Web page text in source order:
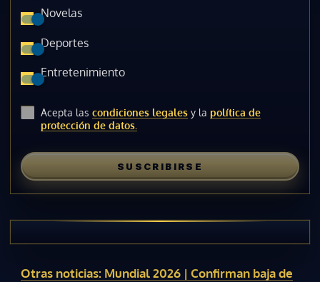
Novelas
Deportes
Entretenimiento
Acepta las condiciones legales y la política de
protección de datos.
SUSCRIBIRSE
Otras noticias: Mundial 2026 | Confirman baja de